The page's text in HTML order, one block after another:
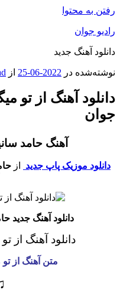
رفتن به محتوا
رادیو جوان
دانلود آهنگ جدید
نوشته‌شده در 2022-06-25 از
دانلود آهنگ از تو
جوان
آهنگ حامد
دانلود موزیک پاپ جدید از
دانلود آهنگ جدید
دانلود آهنگ از
متن آهنگ از